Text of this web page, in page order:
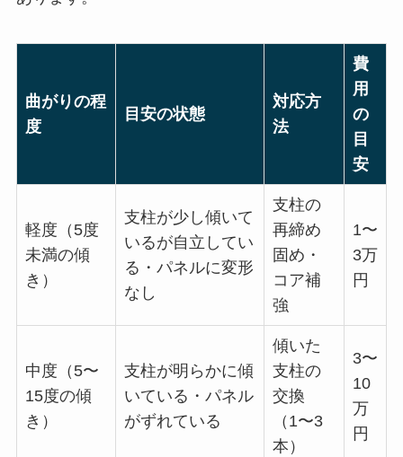
曲がりの程
度
目安の状態
対応方
法
費
用
の
目
安
軽度（5度
未満の傾
き）
支柱が少し傾いて
いるが自立してい
る・パネルに変形
なし
支柱の
再締め
固め・
コア補
強
1〜
3万
円
中度（5〜
15度の傾
き）
支柱が明らかに傾
いている・パネル
がずれている
傾いた
支柱の
交換
（1〜3
本）
3〜
10
万
円